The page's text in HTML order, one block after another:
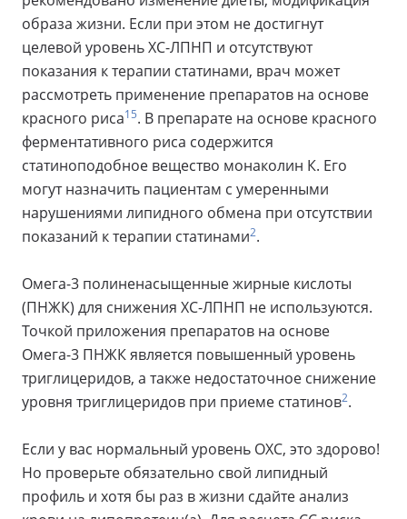
образа жизни. Если при этом не достигнут
целевой уровень ХС-ЛПНП и отсутствуют
показания к терапии статинами, врач может
рассмотреть применение препаратов на основе
красного риса15. В препарате на основе красного
ферментативного риса содержится
статиноподобное вещество монаколин К. Его
могут назначить пациентам с умеренными
нарушениями липидного обмена при отсутствии
показаний к терапии статинами2.
Омега-3 полиненасыщенные жирные кислоты
(ПНЖК) для снижения ХС-ЛПНП не используются.
Точкой приложения препаратов на основе
Омега-3 ПНЖК является повышенный уровень
триглицеридов, а также недостаточное снижение
уровня триглицеридов при приеме статинов2.
Если у вас нормальный уровень ОХС, это здорово!
Но проверьте обязательно свой липидный
профиль и хотя бы раз в жизни сдайте анализ